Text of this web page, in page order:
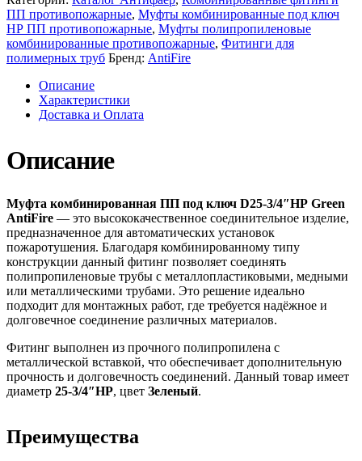
ПП противопожарные, Муфты комбинированные под ключ
НР ПП противопожарные, Муфты полипропиленовые
комбинированные противопожарные, Фитинги для
полимерных труб Бренд: AntiFire
Описание
Характеристики
Доставка и Оплата
Описание
Муфта комбинированная ПП под ключ D25-3/4″НР Green
AntiFire — это высококачественное соединительное изделие,
предназначенное для автоматических установок
пожаротушения. Благодаря комбинированному типу
конструкции данный фитинг позволяет соединять
полипропиленовые трубы с металлопластиковыми, медными
или металлическими трубами. Это решение идеально
подходит для монтажных работ, где требуется надёжное и
долговечное соединение различных материалов.
Фитинг выполнен из прочного полипропилена с
металлической вставкой, что обеспечивает дополнительную
прочность и долговечность соединений. Данный товар имеет
диаметр 25-3/4″НР, цвет Зеленый.
Преимущества